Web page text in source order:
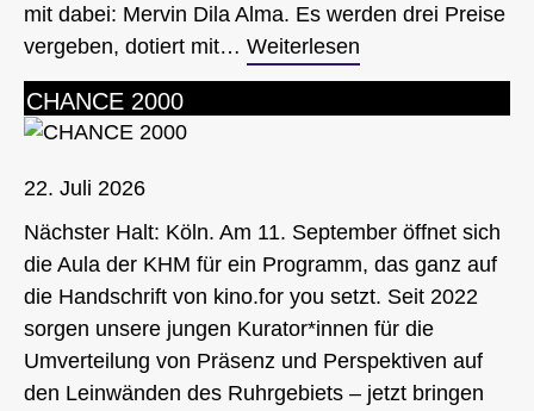
mit dabei: Mervin Dila Alma. Es werden drei Preise
vergeben, dotiert mit… Weiterlesen
CHANCE 2000
22. Juli 2026
Nächster Halt: Köln. Am 11. September öffnet sich
die Aula der KHM für ein Programm, das ganz auf
die Handschrift von kino.for you setzt. Seit 2022
sorgen unsere jungen Kurator*innen für die
Umverteilung von Präsenz und Perspektiven auf
den Leinwänden des Ruhrgebiets – jetzt bringen